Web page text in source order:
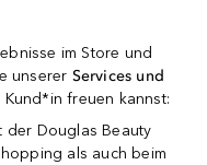
im Store und
unserer Services und
freuen kannst:
der Douglas Beauty
als auch beim